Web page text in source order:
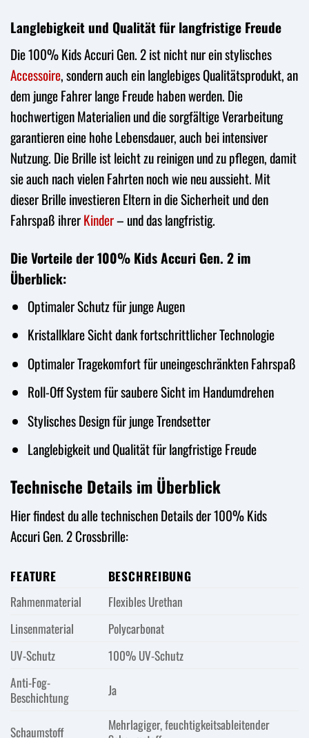
Langlebigkeit und Qualität für langfristige Freude
Die 100% Kids Accuri Gen. 2 ist nicht nur ein stylisches
Accessoire, sondern auch ein langlebiges Qualitätsprodukt, an
dem junge Fahrer lange Freude haben werden. Die
hochwertigen Materialien und die sorgfältige Verarbeitung
garantieren eine hohe Lebensdauer, auch bei intensiver
Nutzung. Die Brille ist leicht zu reinigen und zu pflegen, damit
sie auch nach vielen Fahrten noch wie neu aussieht. Mit
dieser Brille investieren Eltern in die Sicherheit und den
Fahrspaß ihrerKinder– und das langfristig.
Die Vorteile der 100% Kids Accuri Gen. 2 im
Überblick:
Optimaler Schutz für junge Augen
Kristallklare Sicht dank fortschrittlicher Technologie
Optimaler Tragekomfort für uneingeschränkten Fahrspaß
Roll-Off System für saubere Sicht im Handumdrehen
Stylisches Design für junge Trendsetter
Langlebigkeit und Qualität für langfristige Freude
Technische Details im Überblick
Hier findest du alle technischen Details der 100% Kids
Accuri Gen. 2 Crossbrille:
FEATURE
BESCHREIBUNG
Rahmenmaterial
Flexibles Urethan
Linsenmaterial
Polycarbonat
UV-Schutz
100% UV-Schutz
Anti-Fog-
Beschichtung
Ja
Schaumstoff
Mehrlagiger, feuchtigkeitsableitender